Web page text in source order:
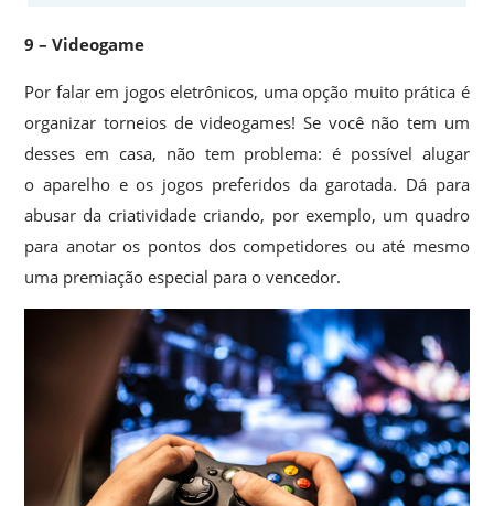
9 – Videogame
Por falar em jogos eletrônicos, uma opção muito prática é
organizar torneios de videogames! Se você não tem um
desses em casa, não tem problema: é possível alugar
o aparelho e os jogos preferidos da garotada. Dá para
abusar da criatividade criando, por exemplo, um quadro
para anotar os pontos dos competidores ou até mesmo
uma premiação especial para o vencedor.